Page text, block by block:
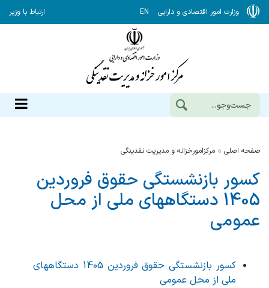
وزارت امور اقتصادی و دارایی EN ارتباط با وزیر
صفحه اصلی مرکزامورخزانه و مدیریت نقدینگی
کسور بازنشستگی حقوق فروردین
1405 دستگاههای ملی از محل
عمومی
کسور بازنشستگی حقوق فروردین 1405 دستگاههای
ملی از محل عمومی